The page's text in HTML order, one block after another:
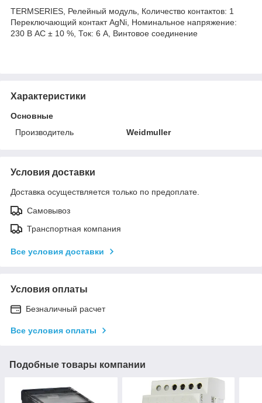
TERMSERIES, Релейный модуль, Количество контактов: 1
Переключающий контакт AgNi, Номинальное напряжение:
230 В AC ± 10 %, Ток: 6 A, Винтовое соединение
Характеристики
Основные
Производитель
Weidmuller
Условия доставки
Доставка осуществляется только по предоплате.
Самовывоз
Транспортная компания
Все условия доставки
Условия оплаты
Безналичный расчет
Все условия оплаты
Подобные товары компании